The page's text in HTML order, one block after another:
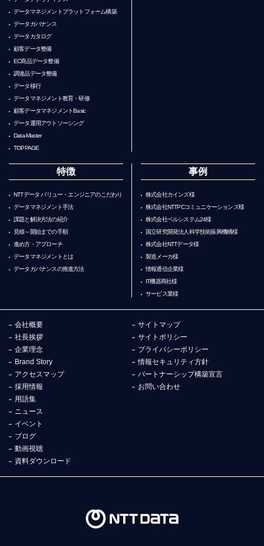
データマネジメントプラットフォーム構築
データガバナンス
データカタログ
顧客データ整備
EC商品データ整備
調達品データ整備
データ移行
データマネジメント教育・研修
顧客データマネジメントBasic
データ運用アウトソーシング
Data-Master
TOPPAGE
特徴
NTTデータ バリュー・エンジニアのこだわり
データマネジメント手法
課題と解決方法の紹介
見積～開始までの手順
進め方・アプローチ
データマネジメントとは
データガバナンスの推進方法
事例
株式会社カインズ様
株式会社NTTPCコミュニケーションズ様
株式会社ベルシステム24様
国立研究開発法人科学技術振興機構様
株式会社NTTデータ様
製造メーカ様
情報通信企業様
IT機器商社様
サービス業様
会社概要
社長挨拶
企業理念
Brand Story
アクセスマップ
採用情報
サイトマップ
サイトポリシー
プライバシーポリシー
情報セキュリティ方針
パートナーシップ構築宣言
お問い合わせ
用語集
ニュース
イベント
ブログ
動画視聴
資料ダウンロード